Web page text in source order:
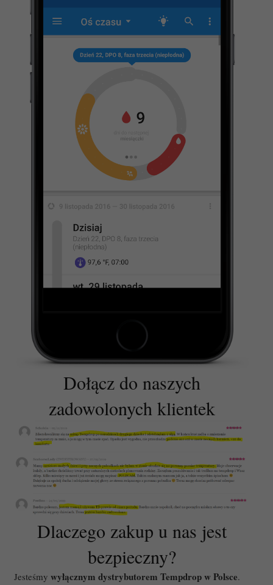
Dołącz do naszych
zadowolonych klientek
Dlaczego zakup u nas jest
bezpieczny?
Jesteśmy wyłącznym dystrybutorem Tempdrop w Polsce.